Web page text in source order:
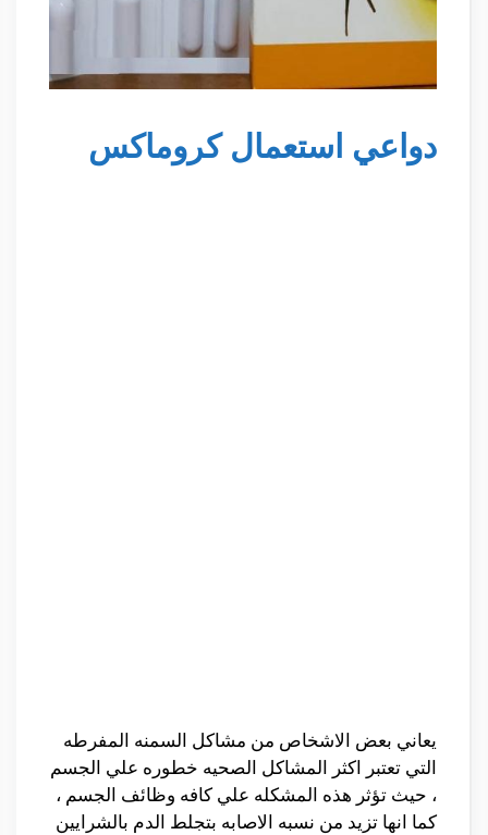
دواعي استعمال كروماكس
يعاني بعض الاشخاص من مشاكل السمنه المفرطه
التي تعتبر اكثر المشاكل الصحيه خطوره علي الجسم
، حيث تؤثر هذه المشكله علي كافه وظائف الجسم ،
كما انها تزيد من نسبه الاصابه بتجلط الدم بالشرايين